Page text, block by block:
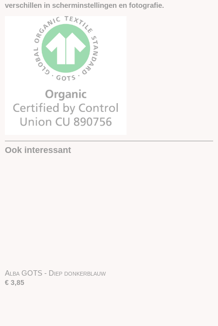
verschillen in scherminstellingen en fotografie.
Ook interessant
Alba GOTS - Diep donkerblauw
€ 3,85